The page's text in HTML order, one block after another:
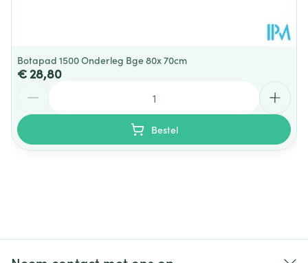
Botapad 1500 Onderleg Bge 80x 70cm
€ 28,80
Bestel